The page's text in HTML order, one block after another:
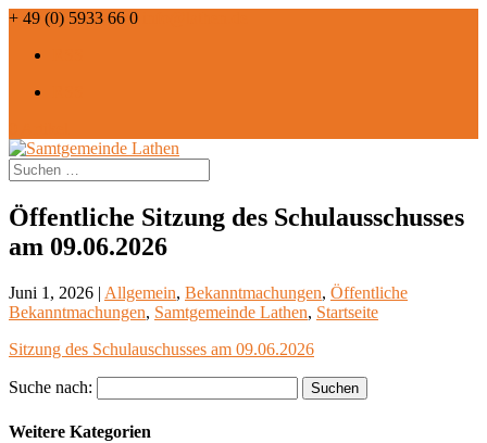
+ 49 (0) 5933 66 0
Öffentliche Sitzung des Schulausschusses
am 09.06.2026
Juni 1, 2026 | Allgemein, Bekanntmachungen, Öffentliche
Bekanntmachungen, Samtgemeinde Lathen, Startseite
Sitzung des Schulauschusses am 09.06.2026
Suche nach:
Weitere Kategorien